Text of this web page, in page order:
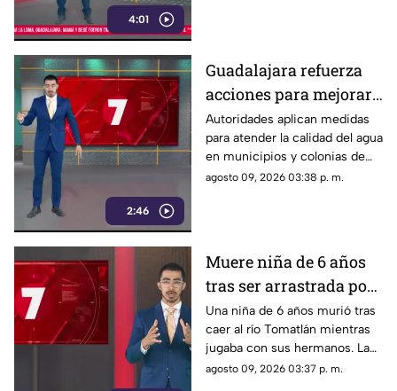
4:01
2:46
Guadalajara refuerza
acciones para mejorar
la calidad del agua en
municipios y colonias
afectadas
Autoridades aplican medidas
para atender la calidad del agua
en municipios y colonias de
Guadalajara. Las acciones
agosto 09, 2026 03:38 p. m.
Muere niña de 6 años
tras ser arrastrada por
la corriente del río
Tomatlán
Una niña de 6 años murió tras
caer al río Tomatlán mientras
jugaba con sus hermanos. La
corriente la arrastró y provocó
agosto 09, 2026 03:37 p. m.